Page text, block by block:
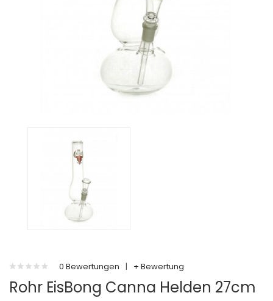
0 Bewertungen | + Bewertung
Rohr EisBong Canna Helden 27cm